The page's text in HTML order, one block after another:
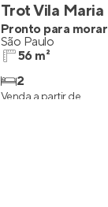
Trot Vila Maria
Pronto para morar
São Paulo
56 m²
2
Venda a partir de